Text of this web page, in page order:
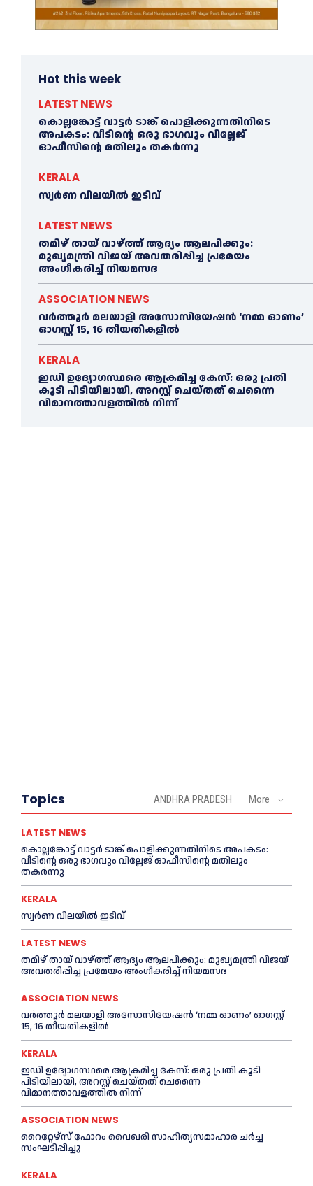
Hot this week
LATEST NEWS
കൊല്ലങ്കോട്ട് വാട്ടര്‍ ടാങ്ക് പൊളിക്കുന്നതിനിടെ
അപകടം: വീടിന്റെ ഒരു ഭാഗവും വില്ലേജ്
ഓഫീസിന്റെ മതിലും തകര്‍ന്നു
KERALA
സ്വ‍‍ർണ വിലയില്‍ ഇടിവ്
LATEST NEWS
തമിഴ് തായ് വാഴ്ത്ത് ആദ്യം ആലപിക്കും:
മുഖ്യമന്ത്രി വിജയ് അവതരിപ്പിച്ച പ്രമേയം
അംഗീകരിച്ച്‌ നിയമസഭ
ASSOCIATION NEWS
വർത്തൂർ മലയാളി അസോസിയേഷന്‍ ‘നമ്മ ഓണം’
ഓഗസ്റ്റ് 15, 16 തീയതികളിൽ
KERALA
ഇഡി ഉദ്യോഗസ്ഥരെ ആക്രമിച്ച കേസ്: ഒരു പ്രതി
കൂടി പിടിയിലായി, അറസ്റ്റ് ചെയ്തത് ചെന്നൈ
വിമാനത്താവളത്തില്‍ നിന്ന്
Topics ANDHRA PRADESH More
LATEST NEWS
കൊല്ലങ്കോട്ട് വാട്ടര്‍ ടാങ്ക് പൊളിക്കുന്നതിനിടെ അപകടം:
വീടിന്റെ ഒരു ഭാഗവും വില്ലേജ് ഓഫീസിന്റെ മതിലും
തകര്‍ന്നു
KERALA
സ്വ‍‍ർണ വിലയില്‍ ഇടിവ്
LATEST NEWS
തമിഴ് തായ് വാഴ്ത്ത് ആദ്യം ആലപിക്കും: മുഖ്യമന്ത്രി വിജയ്
അവതരിപ്പിച്ച പ്രമേയം അംഗീകരിച്ച്‌ നിയമസഭ
ASSOCIATION NEWS
വർത്തൂർ മലയാളി അസോസിയേഷന്‍ ‘നമ്മ ഓണം’ ഓഗസ്റ്റ്
15, 16 തീയതികളിൽ
KERALA
ഇഡി ഉദ്യോഗസ്ഥരെ ആക്രമിച്ച കേസ്: ഒരു പ്രതി കൂടി
പിടിയിലായി, അറസ്റ്റ് ചെയ്തത് ചെന്നൈ
വിമാനത്താവളത്തില്‍ നിന്ന്
ASSOCIATION NEWS
റൈറ്റേഴ്സ് ഫോറം വൈഖരി സാഹിത്യസമാഹാര ചർച്ച
സംഘടിപ്പിച്ചു
KERALA